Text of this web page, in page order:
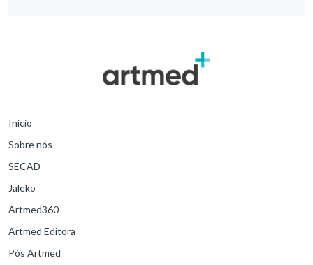
Início
Sobre nós
SECAD
Jaleko
Artmed360
Artmed Editora
Pós Artmed